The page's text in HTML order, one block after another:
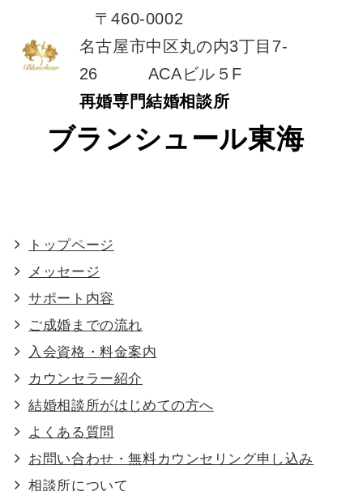
〒460-0002
名古屋市中区丸の内3丁目7-
26 ACAビル５F
再婚専門結婚相談所
ブランシュール東海
トップページ
メッセージ
サポート内容
ご成婚までの流れ
入会資格・料金案内
カウンセラー紹介
結婚相談所がはじめての方へ
よくある質問
お問い合わせ・無料カウンセリング申し込み
相談所について